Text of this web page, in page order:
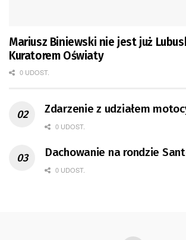
Mariusz Biniewski nie jest już
Kuratorem Oświaty
0 UDOST.
Zdarzenie z udziałem
0 UDOST.
Dachowanie na rondzie
0 UDOST.